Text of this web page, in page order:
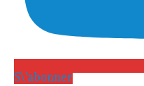
S\'abonner